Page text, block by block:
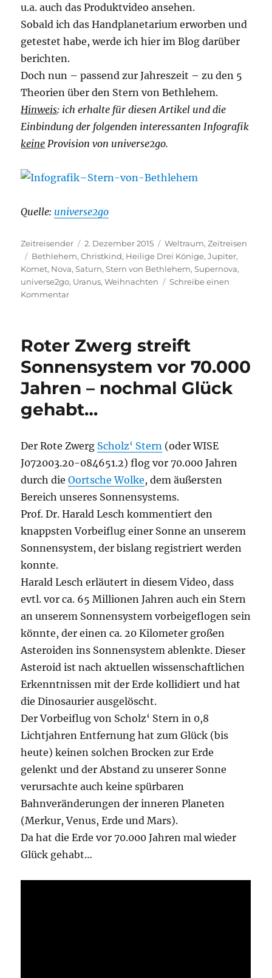
u.a. auch das Produktvideo ansehen.
Sobald ich das Handplanetarium erworben und
getestet habe, werde ich hier im Blog darüber
berichten.
Doch nun – passend zur Jahreszeit – zu den 5
Theorien über den Stern von Bethlehem.
Hinweis: ich erhalte für diesen Artikel und die
Einbindung der folgenden interessanten Infografik
keine Provision von universe2go.
Quelle: universe2go
Autor
Zeitreisender
Veröffentlicht
am
2. Dezember 2015 Kategorien
Weltraum,Zeitreisen
Schlagwörter
Bethlehem,Christkind, Heilige Drei Könige,Jupiter,
Komet, Nova,Saturn,Stern von Bethlehem,Supernova,
universe2go, Uranus,Weihnachten
Schreibe einen
Kommentarzu
den
von
Bethlehem
Roter Zwerg streift
Sonnensystem vor 70.000
Jahren – nochmal Glück
gehabt…
Der Rote Zwerg Scholz‘ Stern (oder WISE
J072003.20-084651.2) flog vor 70.000 Jahren
durch dieOortsche Wolke, dem äußersten
Bereich unseres Sonnensystems.
Prof. Dr. Harald Lesch kommentiert den
knappsten Vorbeiflug einer Sonne an unserem
Sonnensystem, der bislang registriert werden
konnte.
Harald Lesch erläutert in diesem Video, dass
evtl. vor ca. 65 Millionen Jahren auch ein Stern
an unserem Sonnensystem vorbeigeflogen sein
könnte, der einen ca. 20 Kilometer großen
Asteroiden ins Sonnensystem ablenkte. Dieser
Asteroid ist nach aktuellen wissenschaftlichen
Erkenntnissen mit der Erde kollidiert und hat
die Dinosaurier ausgelöscht.
Der Vorbeiflug von Scholz‘ Stern in 0,8
Lichtjahren Entfernung hat zum Glück (bis
heute) keinen solchen Brocken zur Erde
gelenkt und der Abstand zu unserer Sonne
verursachte auch keine spürbaren
Bahnveränderungen der inneren Planeten
(Merkur, Venus, Erde und Mars).
Da hat die Erde vor 70.000 Jahren mal wieder
Glück gehabt…